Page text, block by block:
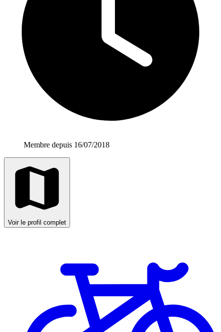
Membre depuis 16/07/2018
Voir le profil complet